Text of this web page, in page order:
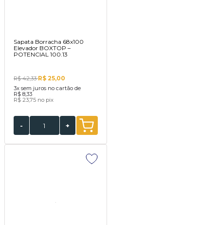
Sapata Borracha 68x100
Elevador BOXTOP –
POTENCIAL 100.13
R$ 42,33R$ 25,00
3x sem juros no cartão de
R$ 8,33
R$ 23,75 no pix
- +